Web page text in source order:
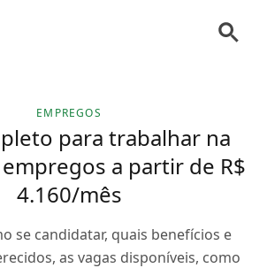
EMPREGOS
para trabalhar na
empregos a partir de R$
4.160/mês
se candidatar, quais benefícios e
as vagas disponíveis, como